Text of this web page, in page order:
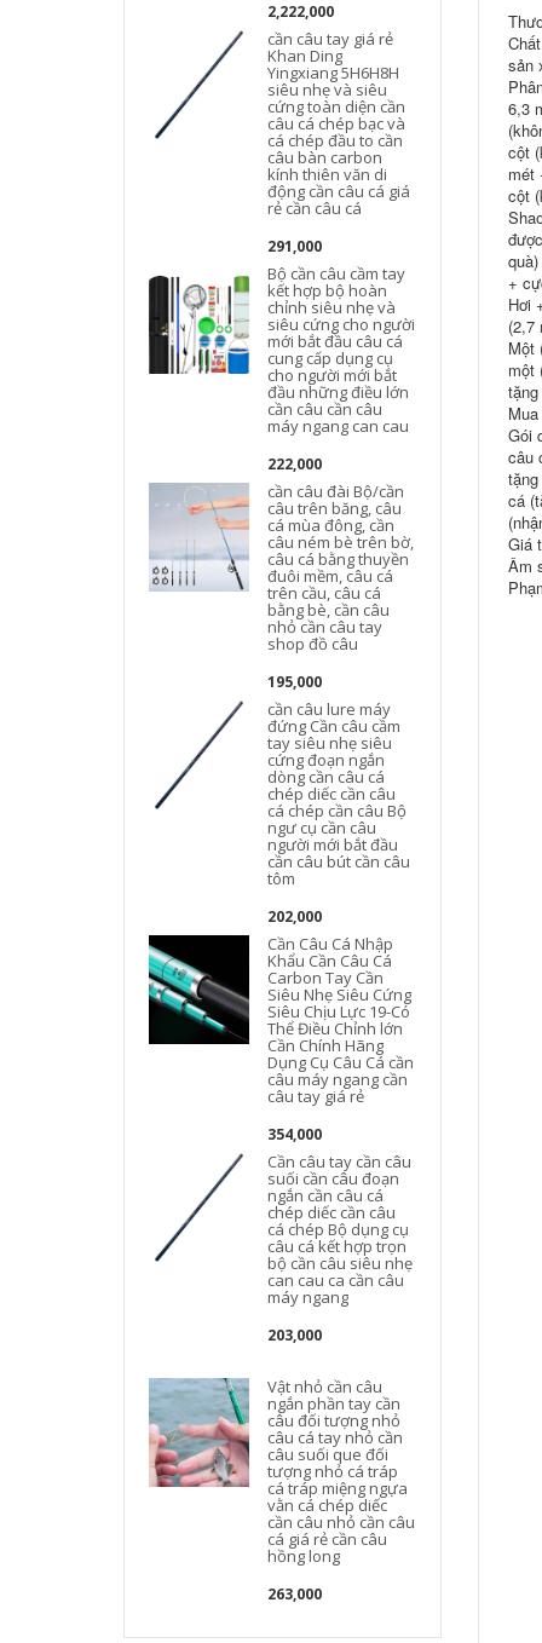
2,222,000
cần câu tay giá rẻ
Khan Ding
Yingxiang 5H6H8H
siêu nhẹ và siêu
cứng toàn diện cần
câu cá chép bạc và
cá chép đầu to cần
câu bàn carbon
kính thiên văn di
động cần câu cá giá
rẻ cần câu cá
291,000
Bộ cần câu cầm tay
kết hợp bộ hoàn
chỉnh siêu nhẹ và
siêu cứng cho người
mới bắt đầu câu cá
cung cấp dụng cụ
cho người mới bắt
đầu những điều lớn
cần câu cần câu
máy ngang can cau
222,000
cần câu đài Bộ/cần
câu trên băng, câu
cá mùa đông, cần
câu ném bè trên bờ,
câu cá bằng thuyền
đuôi mềm, câu cá
trên cầu, câu cá
bằng bè, cần câu
nhỏ cần câu tay
shop đồ câu
195,000
cần câu lure máy
đứng Cần câu cầm
tay siêu nhẹ siêu
cứng đoạn ngắn
dòng cần câu cá
chép diếc cần câu
cá chép cần câu Bộ
ngư cụ cần câu
người mới bắt đầu
cần câu bút cần câu
tôm
202,000
Cần Câu Cá Nhập
Khẩu Cần Câu Cá
Carbon Tay Cần
Siêu Nhẹ Siêu Cứng
Siêu Chịu Lực 19-Có
Thể Điều Chỉnh lớn
Cần Chính Hãng
Dụng Cụ Câu Cá cần
câu máy ngang cần
câu tay giá rẻ
354,000
Cần câu tay cần câu
suối cần câu đoạn
ngắn cần câu cá
chép diếc cần câu
cá chép Bộ dụng cụ
câu cá kết hợp trọn
bộ cần câu siêu nhẹ
can cau ca cần câu
máy ngang
203,000
Vật nhỏ cần câu
ngắn phần tay cần
câu đối tượng nhỏ
câu cá tay nhỏ cần
câu suối que đối
tượng nhỏ cá tráp
cá tráp miệng ngựa
vằn cá chép diếc
cần câu nhỏ cần câu
cá giá rẻ cần câu
hồng long
263,000
sản
6,3
cột
mét
cột
+
Hơi
(2,7
Một
một
Gói
câu
cá
Giá
Âm